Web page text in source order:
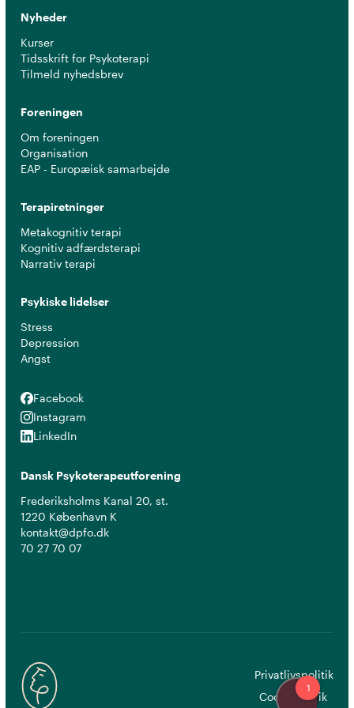
Nyheder
Kurser
Tidsskrift for Psykoterapi
Tilmeld nyhedsbrev
Foreningen
Om foreningen
Organisation
EAP - Europæisk samarbejde
Terapiretninger
Metakognitiv terapi
Kognitiv adfærdsterapi
Narrativ terapi
Psykiske lidelser
Stress
Depression
Angst
Facebook
Facebook
Instagram
Instagram
LinkedIn
LinkedIn
Dansk Psykoterapeutforening
Frederiksholms Kanal 20, st.
1220 København K
kontakt@dpfo.dk
70 27 70 07
Privatlivspolitik
Cookiepolitik